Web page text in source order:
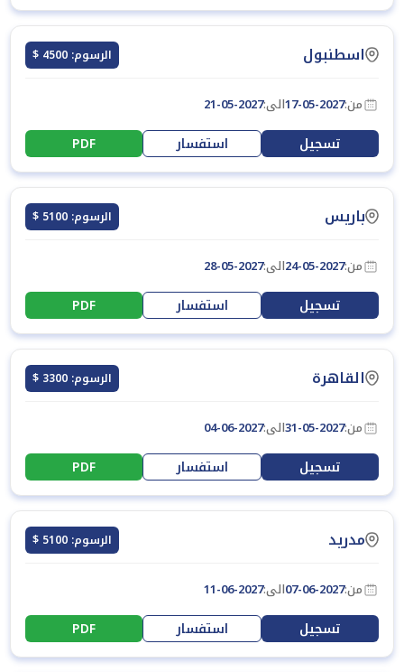
اسطنبول الرسوم: 4500 $
من:17-05-2027الى:21-05-2027
تسجيل استفسار PDF
باريس الرسوم: 5100 $
من:24-05-2027الى:28-05-2027
تسجيل استفسار PDF
القاهرة الرسوم: 3300 $
من:31-05-2027الى:04-06-2027
تسجيل استفسار PDF
مدريد الرسوم: 5100 $
من:07-06-2027الى:11-06-2027
تسجيل استفسار PDF